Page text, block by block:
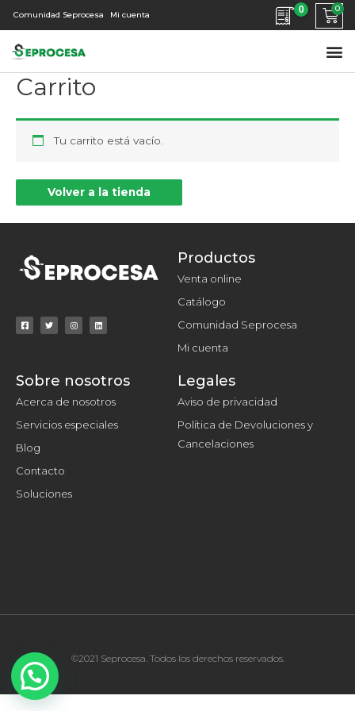
Comunidad Seprocesa Mi cuenta 0
Carrito
Tu carrito está vacío.
Volver a la tienda
Productos
Venta online
Catálogo
Comunidad Seprocesa
Mi cuenta
Sobre nosotros
Acerca de nosotros
Servicios especiales
Blog
Contacto
Soluciones
Legales
Aviso de privacidad
Política de Devoluciones y
Cancelaciones
©2021 Seprocesa. Todos los derechos reservados.